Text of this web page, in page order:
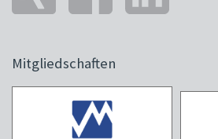
Mitgliedschaften